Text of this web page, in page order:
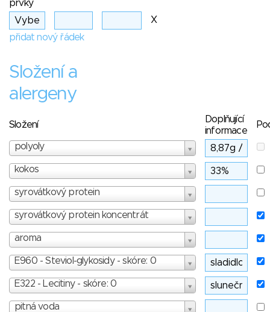
prvky
X
přidat nový řádek
Složení a
alergeny
Složení
Doplňující
informace
polyoly
kokos
syrovátkový protein
syrovátkový protein koncentrát
aroma
E960 - Steviol-glykosidy - skóre: 0
E322 - Lecitiny - skóre: 0
pitná voda